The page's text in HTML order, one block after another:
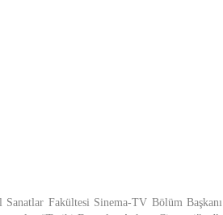
Sanatlar Fakültesi Sinema-TV Bölüm Başkanı